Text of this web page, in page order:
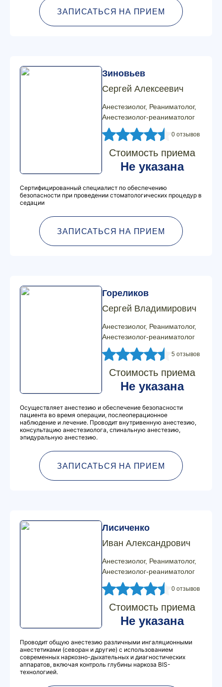
ЗАПИСАТЬСЯ НА ПРИЕМ
Зиновьев
Сергей Алексеевич
Анестезиолог, Реаниматолог,
Анестезиолог-реаниматолог
0 отзывов
Стоимость приема
Не указана
Сертифицированный специалист по обеспечению
безопасности при проведении стоматологических процедур в
седации
ЗАПИСАТЬСЯ НА ПРИЕМ
Гореликов
Сергей Владимирович
Анестезиолог, Реаниматолог,
Анестезиолог-реаниматолог
5 отзывов
Стоимость приема
Не указана
Осуществляет анестезию и обеспечение безопасности
пациента во время операции, послеоперационное
наблюдение и лечение. Проводит внутривенную анестезию,
консультацию анестезиолога, спинальную анестезию,
эпидуральную анестезию.
ЗАПИСАТЬСЯ НА ПРИЕМ
Лисиченко
Иван Александрович
Анестезиолог, Реаниматолог,
Анестезиолог-реаниматолог
0 отзывов
Стоимость приема
Не указана
Проводит общую анестезию различными ингаляционными
анестетиками (севоран и другие) с использованием
современных наркозно-дыхательных и диагностических
аппаратов, включая контроль глубины наркоза BIS-
технологией.